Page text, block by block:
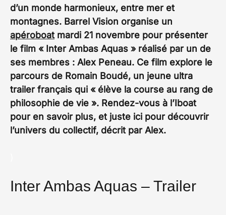
d’un monde harmonieux, entre mer et
montagnes. Barrel Vision organise un
apéroboat mardi 21 novembre pour présenter
le film « Inter Ambas Aquas » réalisé par un de
ses membres : Alex Peneau. Ce film explore le
parcours de Romain Boudé, un jeune ultra
trailer français qui « élève la course au rang de
philosophie de vie ». Rendez-vous à l’Iboat
pour en savoir plus, et juste ici pour découvrir
l’univers du collectif, décrit par Alex.
Inter Ambas Aquas – Trailer